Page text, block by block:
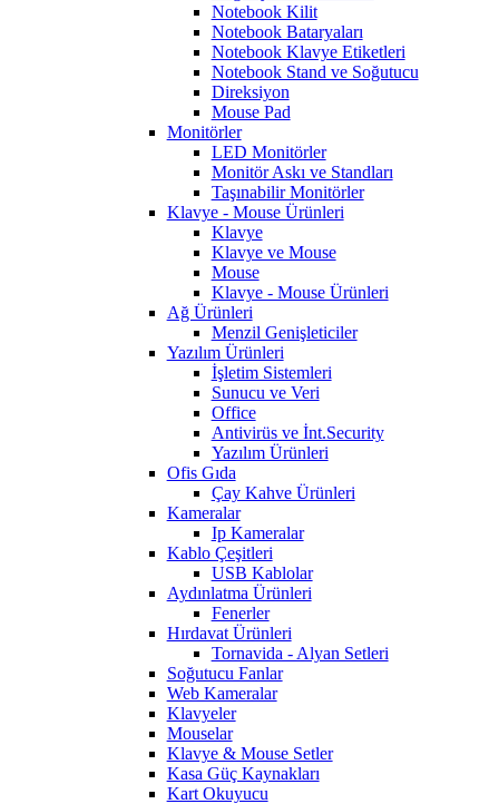
Notebook Kilit
Notebook Bataryaları
Notebook Klavye Etiketleri
Notebook Stand ve Soğutucu
Direksiyon
Mouse Pad
Monitörler
LED Monitörler
Monitör Askı ve Standları
Taşınabilir Monitörler
Klavye - Mouse Ürünleri
Klavye
Klavye ve Mouse
Mouse
Klavye - Mouse Ürünleri
Ağ Ürünleri
Menzil Genişleticiler
Yazılım Ürünleri
İşletim Sistemleri
Sunucu ve Veri
Office
Antivirüs ve İnt.Security
Yazılım Ürünleri
Ofis Gıda
Çay Kahve Ürünleri
Kameralar
Ip Kameralar
Kablo Çeşitleri
USB Kablolar
Aydınlatma Ürünleri
Fenerler
Hırdavat Ürünleri
Tornavida - Alyan Setleri
Soğutucu Fanlar
Web Kameralar
Klavyeler
Mouselar
Klavye & Mouse Setler
Kasa Güç Kaynakları
Kart Okuyucu